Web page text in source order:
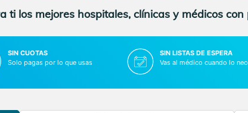
ti los mejores hospitales, clínicas y médicos
SIN CUOTAS
Solo pagas por lo que usas
SIN LISTAS DE ESPERA
Vas al médico cuando lo